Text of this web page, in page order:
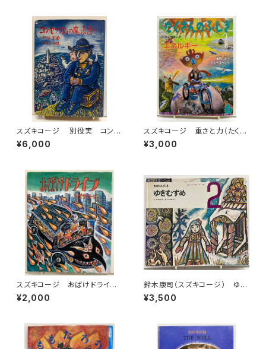
スズキコージ 別役実 コン・
セブリ島の魔法使い 1981年重
版 旺文社刊
¥6,000
スズキコージ 重さと力（たくさ
んのふしぎ2010年４月号）エネ
ルギー（2011年６月号）池内了
¥3,000
スズキコージ おばけドライ
ブ 2003年 初版 ビリケン
出版
¥2,000
鈴木康司（スズキコージ） ゆき
むすめ 岸田衿子 おはなしの
本 こどものための3冊の本 No.
¥3,500